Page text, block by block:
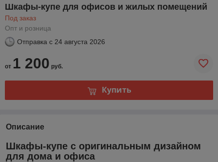
Шкафы-купе для офисов и жилых помещений
Под заказ
Опт и розница
Отправка с 24 августа 2026
от 1 200 руб.
Купить
Описание
Шкафы-купе с оригинальным дизайном
для дома и офиса